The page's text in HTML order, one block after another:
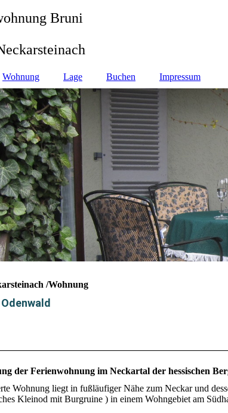
Bruni
Wohnung Lage Buchen Impressum
/Wohnung
der Ferienwohnung im Neckartal der hessischen
Wohnung liegt in fußläufiger Nähe zum Neckar und
Kleinod mit Burgruine ) in einem Wohngebiet am